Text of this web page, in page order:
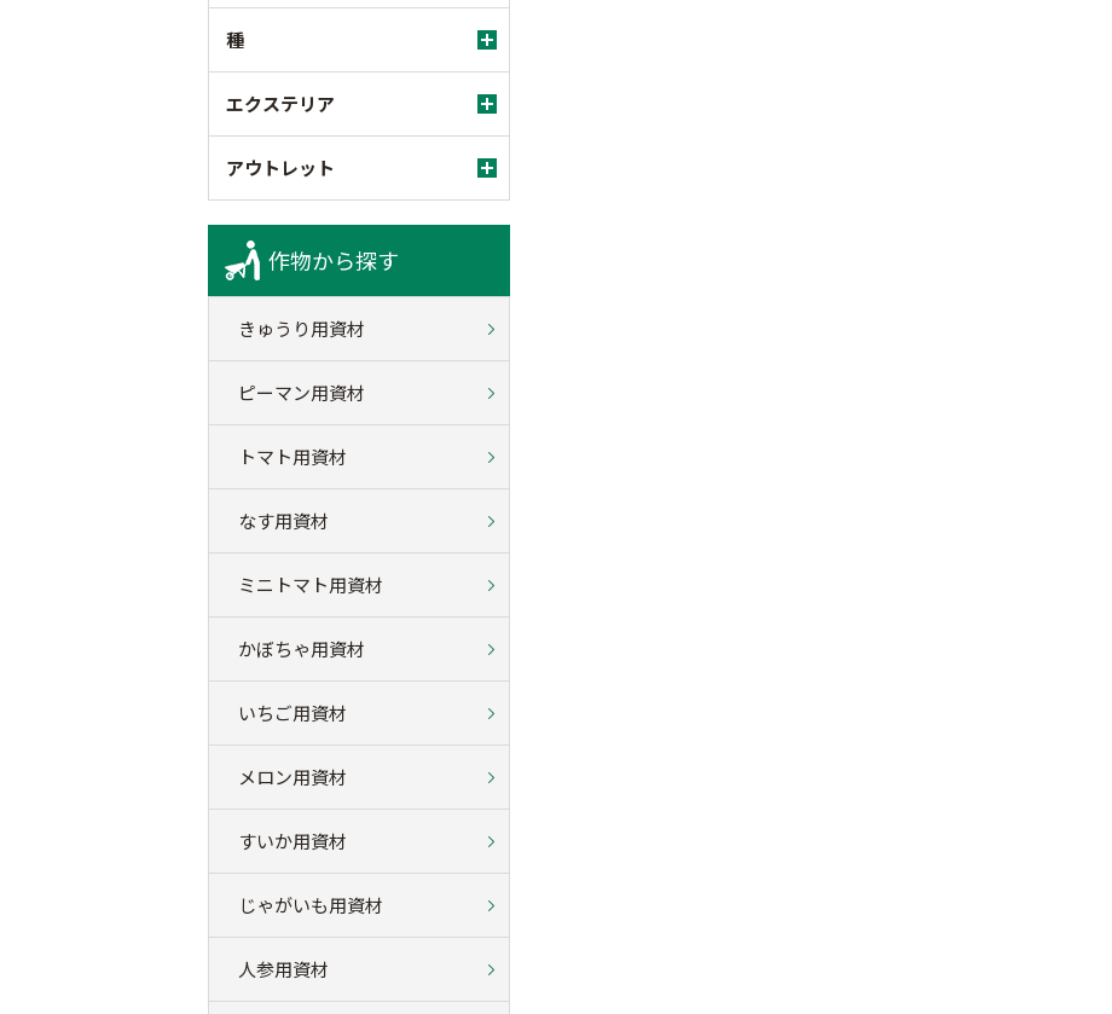
種
エクステリア
アウトレット
作物から探す
きゅうり用資材
ピーマン用資材
トマト用資材
なす用資材
ミニトマト用資材
かぼちゃ用資材
いちご用資材
メロン用資材
すいか用資材
じゃがいも用資材
人参用資材